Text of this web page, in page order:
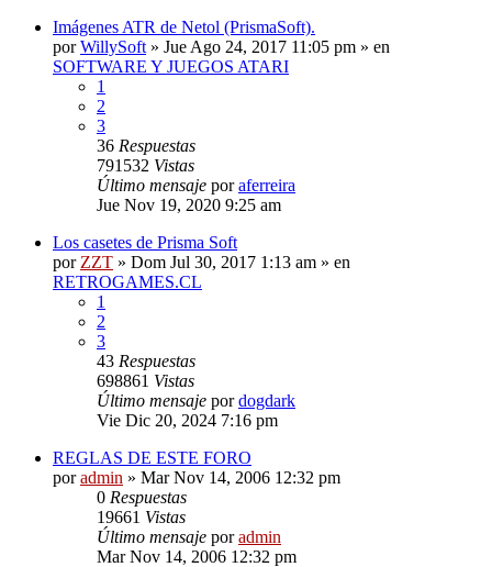
Imágenes ATR de Netol (PrismaSoft).
porWillySoft » Jue Ago 24, 2017 11:05 pm » en
SOFTWARE Y JUEGOS ATARI
1
2
3
36 Respuestas
791532 Vistas
Último mensaje poraferreira
Jue Nov 19, 2020 9:25 am
Los casetes de Prisma Soft
por ZZT » Dom Jul 30, 2017 1:13 am » en
RETROGAMES.CL
1
2
3
43 Respuestas
698861 Vistas
Último mensaje pordogdark
Vie Dic 20, 2024 7:16 pm
REGLAS DE ESTE FORO
poradmin » Mar Nov 14, 2006 12:32 pm
0 Respuestas
19661 Vistas
Último mensaje poradmin
Mar Nov 14, 2006 12:32 pm